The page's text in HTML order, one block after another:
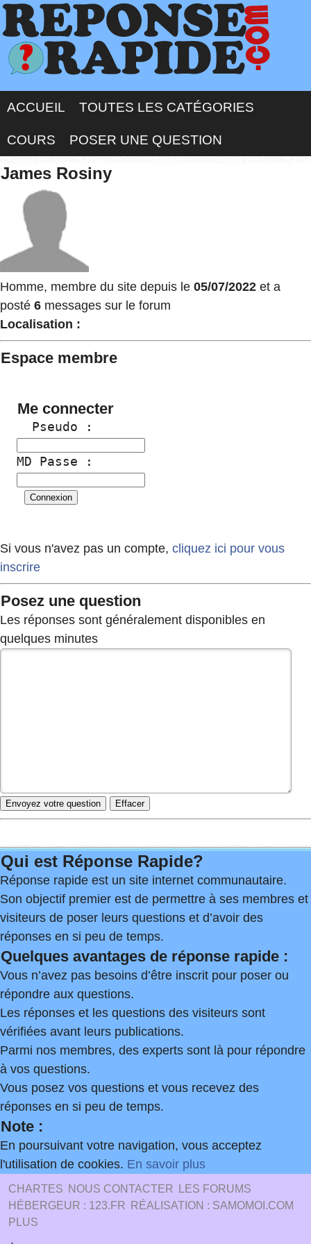
ACCUEIL TOUTES LES CATÉGORIES
COURS POSER UNE QUESTION
James Rosiny
Homme, membre du site depuis le 05/07/2022 et a
posté 6 messages sur le forum
Localisation :
Espace membre
Me connecter
  Pseudo :
MD Passe :
Si vous n'avez pas un compte, cliquez ici pour vous
inscrire
Posez une question
Les réponses sont généralement disponibles en
quelques minutes
Qui est Réponse Rapide?
Réponse rapide est un site internet communautaire.
Son objectif premier est de permettre à ses membres et
visiteurs de poser leurs questions et d’avoir des
réponses en si peu de temps.
Quelques avantages de réponse rapide :
Vous n’avez pas besoins d’être inscrit pour poser ou
répondre aux questions.
Les réponses et les questions des visiteurs sont
vérifiées avant leurs publications.
Parmi nos membres, des experts sont là pour répondre
à vos questions.
Vous posez vos questions et vous recevez des
réponses en si peu de temps.
Note :
En poursuivant votre navigation, vous acceptez
l'utilisation de cookies. En savoir plus
CHARTES NOUS CONTACTER
LES FORUMS
HÉBERGEUR : 123.FR
RÉALISATION : SAMOMOI.COM
PLUS
.